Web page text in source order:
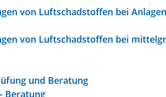
von Luftschadstoffen bei
von Luftschadstoffen bei
und Beratung
Beratung